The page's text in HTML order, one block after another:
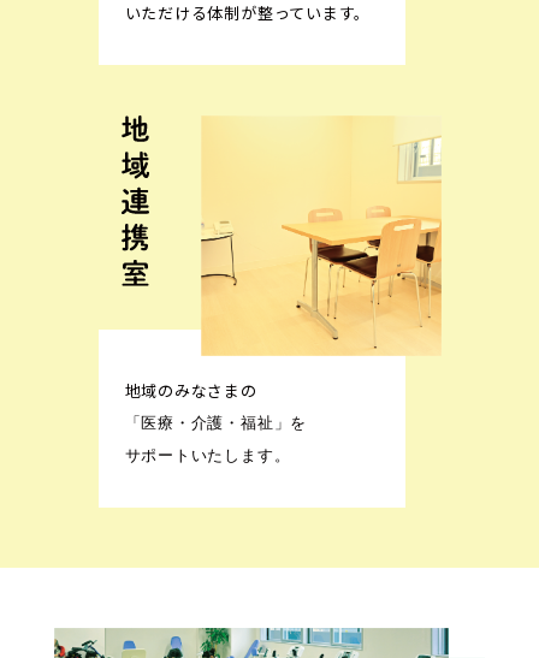
いただける体制が整っています。
地域のみなさまの
「医療・介護・福祉」を
サポートいたします。